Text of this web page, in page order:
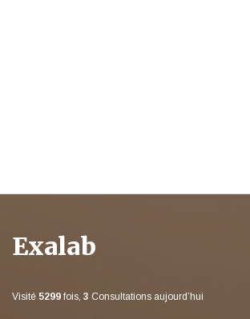
Exalab
Visité 5299 fois, 3 Consultations aujourd’hui